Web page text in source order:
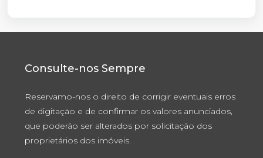
Consulte-nos Sempre
Reservamo-nos o direito de corrigir eventuais erros
de digitação e de confirmar os valores anunciados,
que poderão ser alterados por solicitação dos
proprietários dos imóveis.